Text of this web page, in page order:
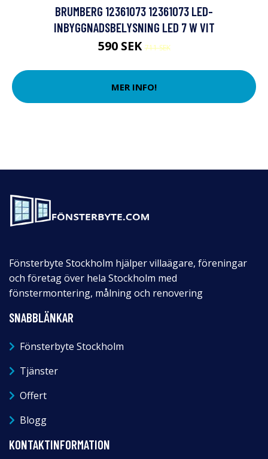
BRUMBERG 12361073 12361073 LED-
INBYGGNADSBELYSNING LED 7 W VIT
590 SEK711 SEK
MER INFO!
Fönsterbyte Stockholm hjälper villaägare, föreningar
och företag över hela Stockholm med
fönstermontering, målning och renovering
SNABBLÄNKAR
Fönsterbyte Stockholm
Tjänster
Offert
Blogg
KONTAKTINFORMATION